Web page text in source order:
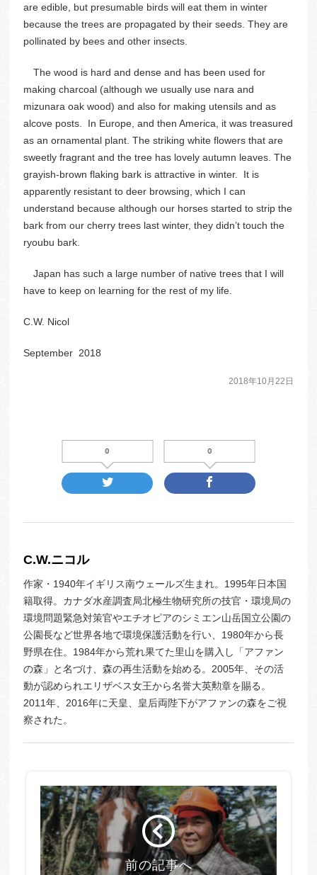
are edible, but presumable birds will eat them in winter
because the trees are propagated by their seeds. They are
pollinated by bees and other insects.
The wood is hard and dense and has been used for
making charcoal (although we usually use nara and
mizunara oak wood) and also for making utensils and as
alcove posts. In Europe, and then America, it was treasured
as an ornamental plant. The striking white flowers that are
sweetly fragrant and the tree has lovely autumn leaves. The
grayish-brown flaking bark is attractive in winter. It is
apparently resistant to deer browsing, which I can
understand because although our horses started to strip the
bark from our cherry trees last winter, they didn’t touch the
ryoubu bark.
Japan has such a large number of native trees that I will
have to keep on learning for the rest of my life.
C.W. Nicol
September 2018
2018年10月22日
0 0
C.W.ニコル
作家・1940年イギリス南ウェールズ生まれ。1995年日本国
籍取得。カナダ水産調査局北極生物研究所の技官・環境局の
環境問題緊急対策官やエチオピアのシミエン山岳国立公園の
公園長など世界各地で環境保護活動を行い、1980年から長
野県在住。1984年から荒れ果てた里山を購入し「アファン
の森」と名づけ、森の再生活動を始める。2005年、その活
動が認められエリザベス女王から名誉大英勲章を賜る。
2011年、2016年に天皇、皇后両陛下がアファンの森をご視
察された。
前の記事へ